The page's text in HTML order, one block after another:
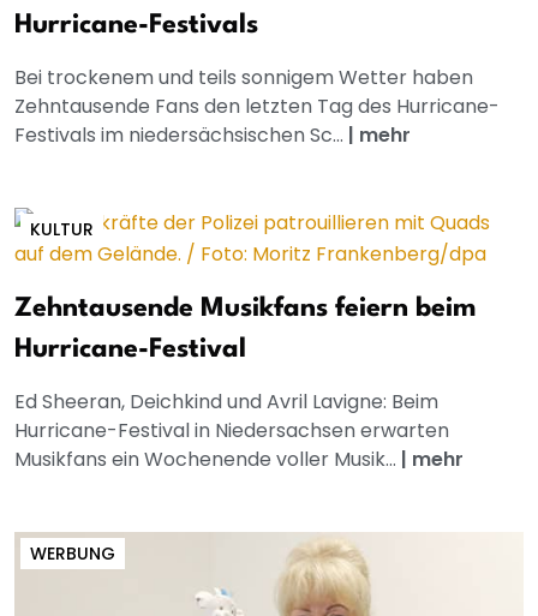
Hurricane-Festivals
Bei trockenem und teils sonnigem Wetter haben
Zehntausende Fans den letzten Tag des Hurricane-
Festivals im niedersächsischen Sc... | mehr
KULTUR
Zehntausende Musikfans feiern beim
Hurricane-Festival
Ed Sheeran, Deichkind und Avril Lavigne: Beim
Hurricane-Festival in Niedersachsen erwarten
Musikfans ein Wochenende voller Musik... | mehr
WERBUNG